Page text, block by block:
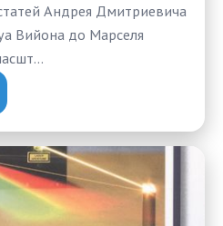
Андрея Дмитриевича
Вийона до Марселя